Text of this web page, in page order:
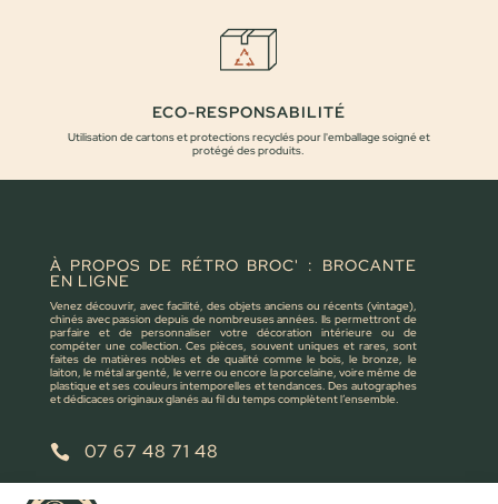
ECO-RESPONSABILITÉ
Utilisation de cartons et protections recyclés pour l'emballage soigné et
protégé des produits.
À PROPOS DE RÉTRO BROC' : BROCANTE
EN LIGNE
Venez découvrir, avec facilité, des objets anciens ou récents (vintage),
chinés avec passion depuis de nombreuses années. Ils permettront de
parfaire et de personnaliser votre décoration intérieure ou de
compéter une collection. Ces pièces, souvent uniques et rares, sont
faites de matières nobles et de qualité comme le bois, le bronze, le
laiton, le métal argenté, le verre ou encore la porcelaine, voire même de
plastique et ses couleurs intemporelles et tendances. Des autographes
et dédicaces originaux glanés au fil du temps complètent l’ensemble.
 07 67 48 71 48
 retrobroc85@gmail.com